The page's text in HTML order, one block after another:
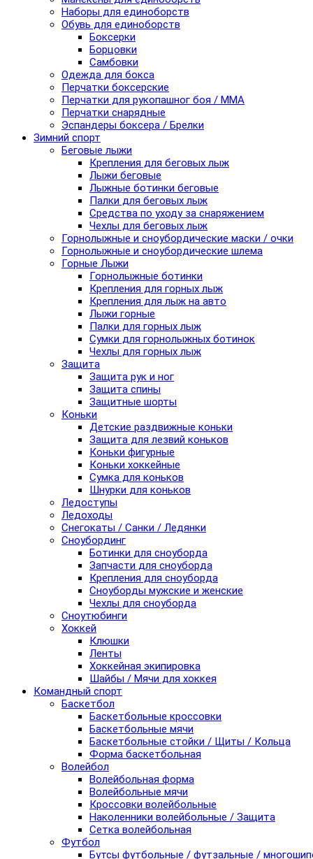
Наборы для единоборств
Обувь для единоборств
Боксерки
Борцовки
Самбовки
Одежда для бокса
Перчатки боксерские
Перчатки для рукопашног боя / ММА
Перчатки снарядные
Эспандеры боксера / Брелки
Зимний спорт
Беговые лыжи
Крепления для беговых лыж
Лыжи беговые
Лыжные ботинки беговые
Палки для беговых лыж
Средства по уходу за снаряжением
Чехлы для беговых лыж
Горнолыжные и сноубордические маски / очки
Горнолыжные и сноубордические шлема
Горные Лыжи
Горнолыжные ботинки
Крепления для горных лыж
Крепления для лыж на авто
Лыжи горные
Палки для горных лыж
Сумки для горнолыжных ботинок
Чехлы для горных лыж
Защита
Защита рук и ног
Защита спины
Защитные шорты
Коньки
Детские раздвижные коньки
Защита для лезвий коньков
Коньки фигурные
Коньки хоккейные
Сумка для коньков
Шнурки для коньков
Ледоступы
Ледоходы
Снегокаты / Санки / Ледянки
Сноубординг
Ботинки для сноуборда
Запчасти для сноуборда
Крепления для сноуборда
Сноуборды мужские и женские
Чехлы для сноуборда
Сноутюбинги
Хоккей
Клюшки
Ленты
Хоккейная экипировка
Шайбы / Мячи для хоккея
Командный спорт
Баскетбол
Баскетбольные кроссовки
Баскетбольные мячи
Баскетбольные стойки / Щиты / Кольца
Форма баскетбольная
Волейбол
Волейбольная форма
Волейбольные мячи
Кроссовки волейбольные
Наколенники волейбольные / Защита
Сетка волейбольная
Футбол
Бутсы футбольные / футзальные /